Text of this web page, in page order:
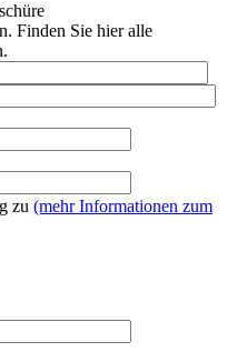
Finden Sie hier alle
zu (mehr Informationen zum